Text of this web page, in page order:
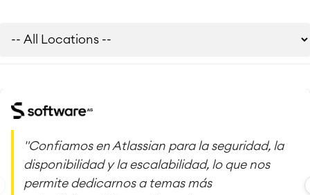
"Confiamos en Atlassian para la seguridad, la
disponibilidad y la escalabilidad, lo que nos
permite dedicarnos a temas más